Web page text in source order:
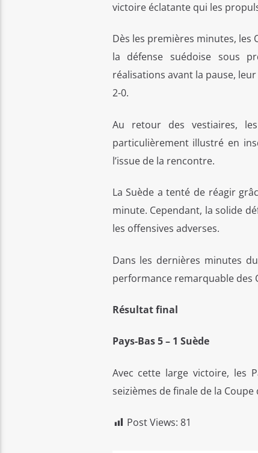
victoire éclatante qui les
Dès les premières minutes,
la défense suédoise sous
réalisations avant la pause,
2-0.
Au retour des vestiaires,
particulièrement illustré en
l’issue de la rencontre.
La Suède a tenté de réagir
minute. Cependant, la solide
les offensives adverses.
Dans les dernières minutes
performance remarquable des
Résultat final
Pays-Bas 5 – 1 Suède
Avec cette large victoire, les
seizièmes de finale de la Coupe
Post Views: 81